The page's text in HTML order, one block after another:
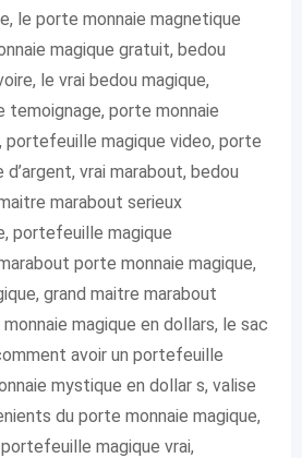
le porte monnaie magnetique
magique gratuit, bedou
le vrai bedou magique,
temoignage, porte monnaie
portefeuille magique video, porte
vrai marabout, bedou
marabout serieux
portefeuille magique
porte monnaie magique,
grand maitre marabout
magique en dollars, le sac
avoir un portefeuille
mystique en dollar s, valise
du porte monnaie magique,
magique vrai,